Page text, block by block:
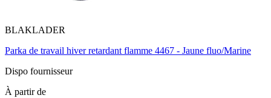
BLAKLADER
Parka de travail hiver retardant flamme 4467 - Jaune fluo/Marine
Dispo fournisseur
À partir de